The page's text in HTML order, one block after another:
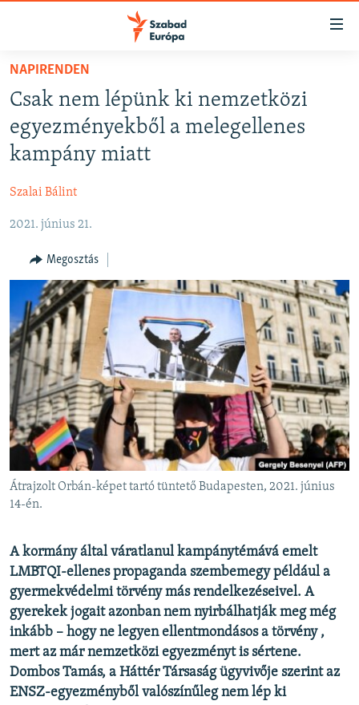
Akadálymentes
Ugrás
fő
oldalra
Ugrás
tartalomjegyzékre
NAPIRENDEN
PODCASTOK
ELEMZŐ
NER15
SZABADON
TÁRSADALOM
DEMOKRÁCIA
A PÉNZ NYOMÁBAN
EURÓPAI UNIÓ
VILÁG
KLÍMAVÁLTOZÁS
A MÚLT TANULSÁGAI
KÖVESSEN MINKET!
Valamennyi RFE/RL weboldal
NAPIRENDEN
Csak nem lépünk ki nemzetközi
egyezményekből a melegellenes
kampány miatt
Szalai Bálint
2021. június 21.
Megosztás
Átrajzolt Orbán-képet tartó tüntető Budapesten, 2021. június
14-én.
A kormány által váratlanul kampánytémává emelt
LMBTQI-ellenes propaganda szembemegy például a
gyermekvédelmi törvény más rendelkezéseivel. A
gyerekek jogait azonban nem nyirbálhatják meg még
inkább – hogy ne legyen ellentmondásos a törvény ,
mert az már nemzetközi egyezményt is sértene.
Dombos Tamás, a Háttér Társaság ügyvivője szerint az
ENSZ-egyezményből valószínűleg nem lép ki
FELIRATKOZÁS